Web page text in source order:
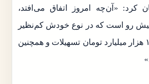
کرد: «آن‌چه امروز اتفاق می‌افتد،
پیش رو است که در نوع خودش کم‌نظیر
است. در مجموع ۱۹ هزار میلیارد تومان تسهیلات و همچنین